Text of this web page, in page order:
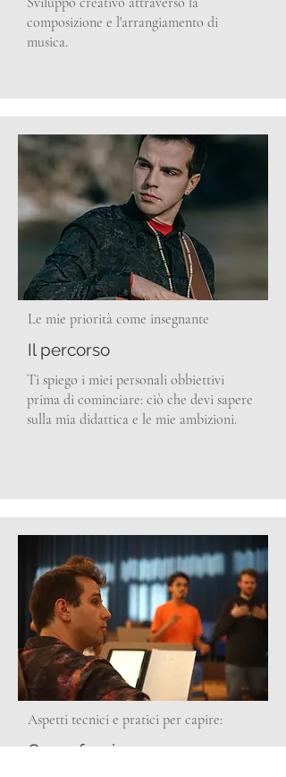
composizione e l'arrangiamento di
musica.
Le mie priorità come insegnante
Il percorso
Ti spiego i miei personali obbiettivi
prima di cominciare: ciò che devi sapere
sulla mia didattica e le mie ambizioni.
Aspetti tecnici e pratici per capire:
Come funziona